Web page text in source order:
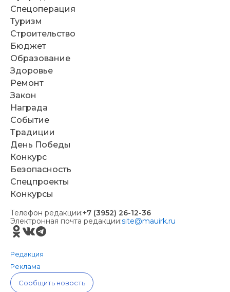
Спецоперация
Туризм
Строительство
Бюджет
Образование
Здоровье
Ремонт
Закон
Награда
Событие
Традиции
День Победы
Конкурс
Безопасность
Спецпроекты
Конкурсы
Телефон редакции:+7 (3952) 26-12-36
Электронная почта редакции:site@mauirk.ru
Редакция
Реклама
Сообщить новость